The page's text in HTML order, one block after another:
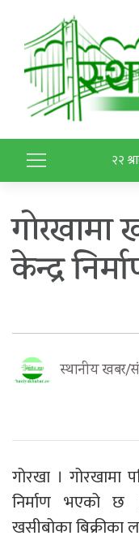
२२
केन्द्र
स्थानीय खबर/
गोरखा । गोरखामा
निर्माण भएको छ
खसीबोका बिक्रीका